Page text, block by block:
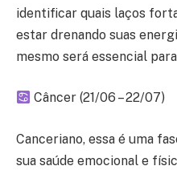
identificar quais laços
estar drenando suas
mesmo será essencial
Câncer (21/06 – 22/07)
Canceriano, essa é uma
sua saúde emocional e